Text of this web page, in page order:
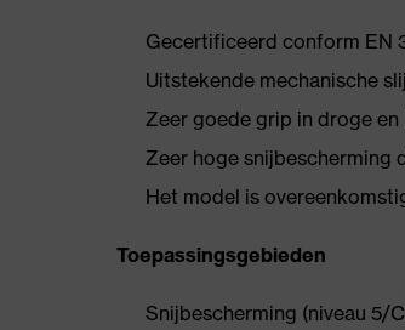
Gecertificeerd conform EN
Uitstekende mechanische
Zeer goede grip in droge
Zeer hoge snijbescherming
Het model is
Toepassingsgebieden
Snijbescherming (niveau 5/